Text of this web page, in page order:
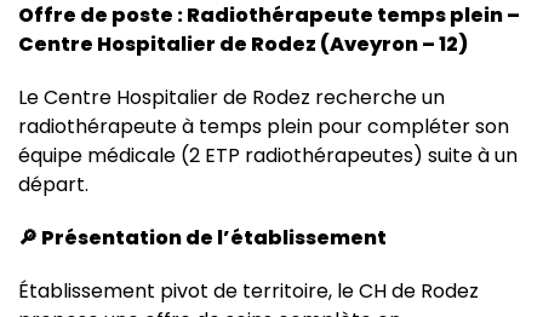
Offre de poste : Radiothérapeute temps plein –
Centre Hospitalier de Rodez (Aveyron – 12)
Le Centre Hospitalier de Rodez recherche un
radiothérapeute à temps plein pour compléter son
équipe médicale (2 ETP radiothérapeutes) suite à un
départ.
🔎 Présentation de l’établissement
Établissement pivot de territoire, le CH de Rodez